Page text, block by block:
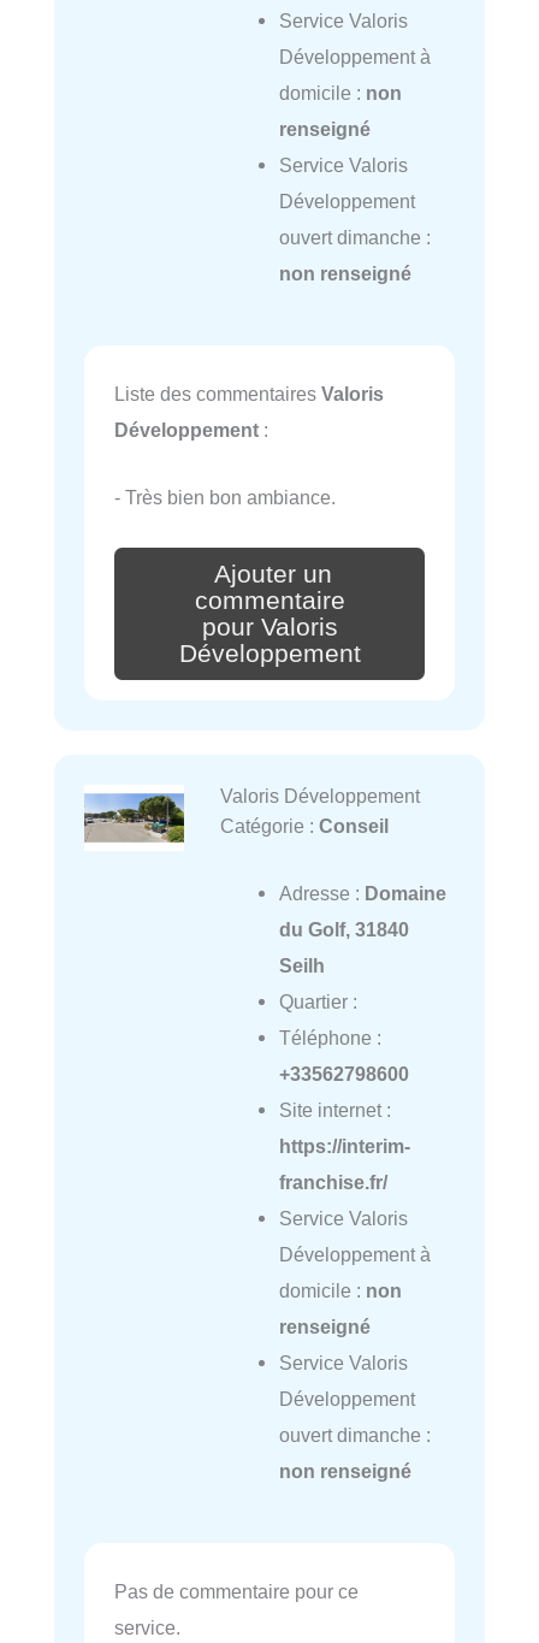
Service Valoris
Développement à
domicile : non
renseigné
Service Valoris
Développement
ouvert dimanche :
non renseigné
Liste des commentaires Valoris
Développement :
- Très bien bon ambiance.
Ajouter un
commentaire
pour Valoris
Développement
Valoris Développement
Catégorie : Conseil
Adresse : Domaine
du Golf, 31840
Seilh
Quartier :
Téléphone :
+33562798600
Site internet :
https://interim-
franchise.fr/
Service Valoris
Développement à
domicile : non
renseigné
Service Valoris
Développement
ouvert dimanche :
non renseigné
Pas de commentaire pour ce
service.